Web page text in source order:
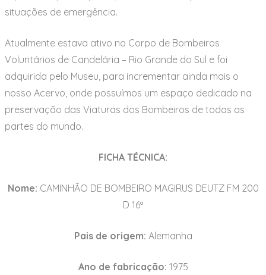
situações de emergência.
Atualmente estava ativo no Corpo de Bombeiros
Voluntários de Candelária – Rio Grande do Sul e foi
adquirida pelo Museu, para incrementar ainda mais o
nosso Acervo, onde possuímos um espaço dedicado na
preservação das Viaturas dos Bombeiros de todas as
partes do mundo.
FICHA TÉCNICA:
Nome: CAMINHÃO DE BOMBEIRO MAGIRUS DEUTZ FM 200
D 16ª
Pais de origem: Alemanha
Ano de fabricação: 1975